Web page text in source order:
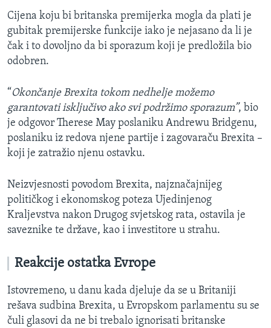
Cijena koju bi britanska premijerka mogla da plati je
gubitak premijerske funkcije iako je nejasano da li je
čak i to dovoljno da bi sporazum koji je predložila bio
odobren.
“Okončanje Brexita tokom nedhelje možemo
garantovati isključivo ako svi podržimo sporazum”, bio
je odgovor Therese May poslaniku Andrewu Bridgenu,
poslaniku iz redova njene partije i zagovaraču Brexita –
koji je zatražio njenu ostavku.
Neizvjesnosti povodom Brexita, najznačajnijeg
političkog i ekonomskog poteza Ujedinjenog
Kraljevstva nakon Drugog svjetskog rata, ostavila je
saveznike te države, kao i investitore u strahu.
Reakcije ostatka Evrope
Istovremeno, u danu kada djeluje da se u Britaniji
rešava sudbina Brexita, u Evropskom parlamentu su se
čuli glasovi da ne bi trebalo ignorisati britanske